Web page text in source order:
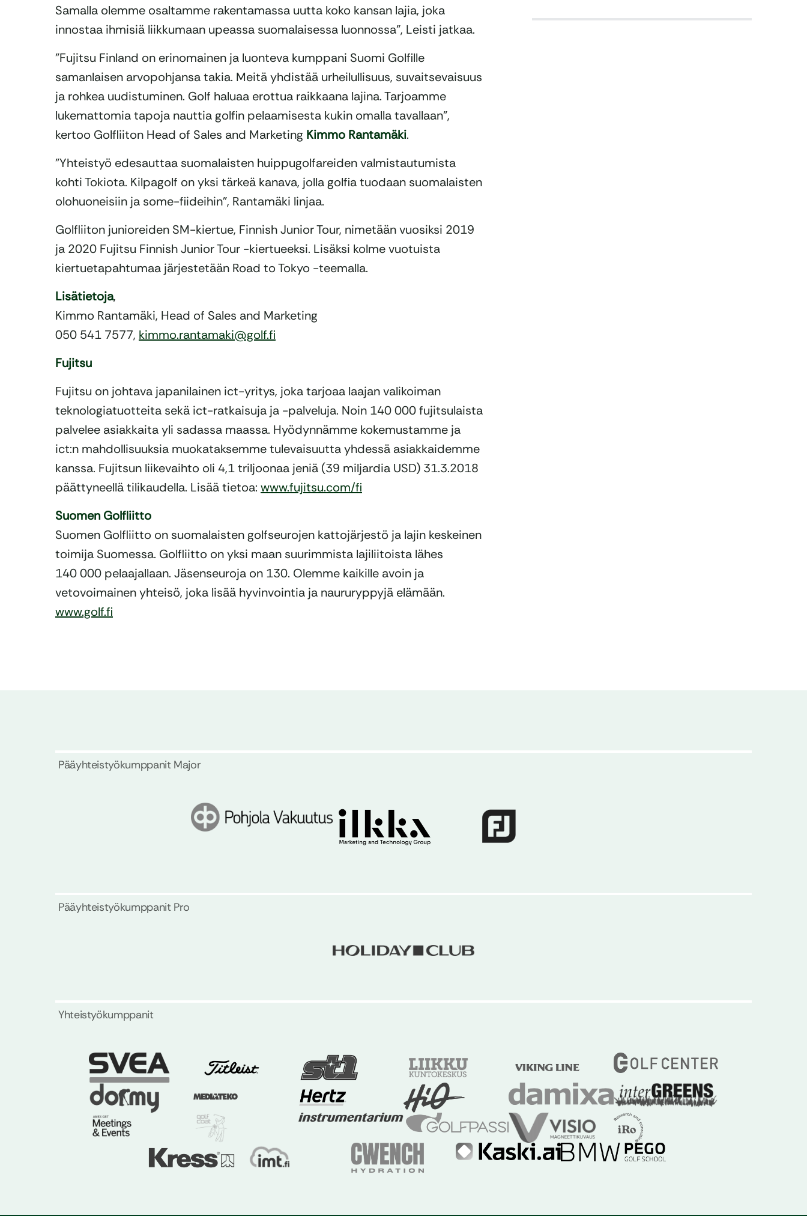
Samalla olemme osaltamme rakentamassa uutta koko kansan lajia, joka
innostaa ihmisiä liikkumaan upeassa suomalaisessa luonnossa”, Leisti jatkaa.
”Fujitsu Finland on erinomainen ja luonteva kumppani Suomi Golfille
samanlaisen arvopohjansa takia. Meitä yhdistää urheilullisuus, suvaitsevaisuus
ja rohkea uudistuminen. Golf haluaa erottua raikkaana lajina. Tarjoamme
lukemattomia tapoja nauttia golfin pelaamisesta kukin omalla tavallaan”,
kertoo Golfliiton Head of Sales and Marketing Kimmo Rantamäki.
”Yhteistyö edesauttaa suomalaisten huippugolfareiden valmistautumista
kohti Tokiota. Kilpagolf on yksi tärkeä kanava, jolla golfia tuodaan suomalaisten
olohuoneisiin ja some-fiideihin”, Rantamäki linjaa.
Golfliiton junioreiden SM-kiertue, Finnish Junior Tour, nimetään vuosiksi 2019
ja 2020 Fujitsu Finnish Junior Tour -kiertueeksi. Lisäksi kolme vuotuista
kiertuetapahtumaa järjestetään Road to Tokyo -teemalla.
Lisätietoja,
Kimmo Rantamäki, Head of Sales and Marketing
050 541 7577, kimmo.rantamaki@golf.fi
Fujitsu
Fujitsu on johtava japanilainen ict-yritys, joka tarjoaa laajan valikoiman
teknologiatuotteita sekä ict-ratkaisuja ja -palveluja. Noin 140 000 fujitsulaista
palvelee asiakkaita yli sadassa maassa. Hyödynnämme kokemustamme ja
ict:n mahdollisuuksia muokataksemme tulevaisuutta yhdessä asiakkaidemme
kanssa. Fujitsun liikevaihto oli 4,1 triljoonaa jeniä (39 miljardia USD) 31.3.2018
päättyneellä tilikaudella. Lisää tietoa: www.fujitsu.com/fi
Suomen Golfliitto
Suomen Golfliitto on suomalaisten golfseurojen kattojärjestö ja lajin keskeinen
toimija Suomessa. Golfliitto on yksi maan suurimmista lajiliitoista lähes
140 000 pelaajallaan. Jäsenseuroja on 130. Olemme kaikille avoin ja
vetovoimainen yhteisö, joka lisää hyvinvointia ja naururyppyjä elämään.
www.golf.fi
Pääyhteistyökumppanit Major
Pääyhteistyökumppanit Pro
Yhteistyökumppanit